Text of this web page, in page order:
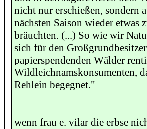
nicht nur erschießen, sondern
nächsten Saison wieder etwas
bräuchten. (...) So wie wir
sich für den
papierspendenden Wälder
Wildleichnamskonsumenten,
Rehlein begegnet."
wenn frau e. vilar die erbse